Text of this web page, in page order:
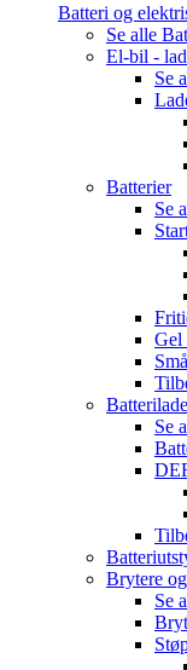
Batteri og
Se alle
El-bil -
Se
Batterier
Se
Gel
Se
Brytere
Se